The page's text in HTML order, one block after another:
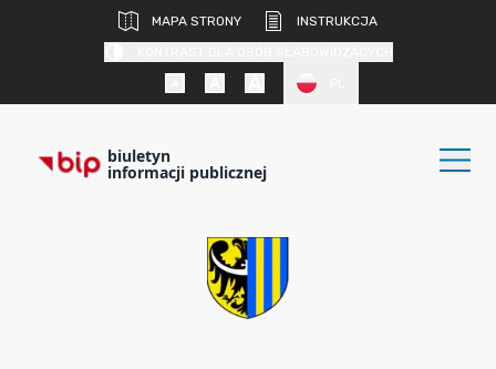
MAPA STRONY
INSTRUKCJA
biuletyn
informacji publicznej